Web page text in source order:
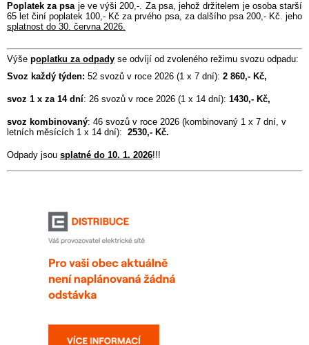
Poplatek za psaje ve výši 200,-. Za psa, jehož držitelem je osoba starší
65 let činí poplatek 100,- Kč za prvého psa, za dalšího psa 200,- Kč. jeho
splatnost do 30. června 2026.
Výše poplatku za odpady se odvíjí od zvoleného režimu svozu odpadu:
Svoz každý týden: 52 svozů v roce 2026 (1 x 7 dní): 2 860,- Kč,
svoz 1 x za 14 dní: 26 svozů v roce 2026 (1 x 14 dní): 1430,- Kč,
svoz kombinovaný: 46 svozů v roce 2026 (kombinovaný 1 x 7 dní, v
letních měsících 1 x 14 dní): 2530,- Kč.
Odpady jsou splatné do 10. 1. 2026!!!